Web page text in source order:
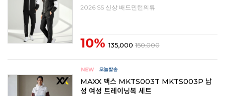
2026 SS 신상 배드민턴의류
10% 135,000 150,000
MAXX 맥스 MKTS003T MKTS003P 남
성 여성 트레이닝복 세트